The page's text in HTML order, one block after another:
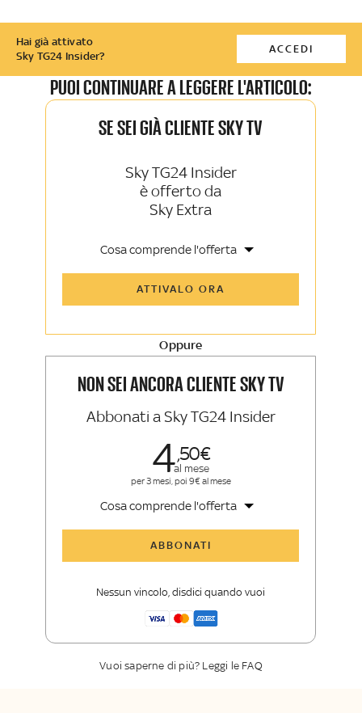
Hai già attivato
Sky TG24 Insider?
ACCEDI
PUOI CONTINUARE A LEGGERE L'ARTICOLO:
SE SEI GIÀ CLIENTE SKY TV
Sky TG24 Insider
è offerto da
Sky Extra
Cosa comprende l'offerta
Sky Sport Insider
La newsletter esclusiva di Sky TG24
ATTIVALO ORA
Oppure
NON SEI ANCORA CLIENTE SKY TV
Abbonati a Sky TG24 Insider
450
al mese
per 3 mesi, poi 9€ al mese
Cosa comprende l'offerta
ABBONATI
Nessun vincolo, disdici quando vuoi
Vuoi saperne di più? Leggi le FAQ